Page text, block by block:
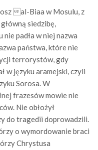
al-Biaa w Mosulu, z
siedzibę,
nie padła w niej nazwa
państwa, które nie
terrorystów, gdy
w języku aramejski, czyli
Sorosa. W
frazesów mowie nie
Nie obłożył
do tragedii doprowadzili.
o wymordowanie braci
Chrystusa